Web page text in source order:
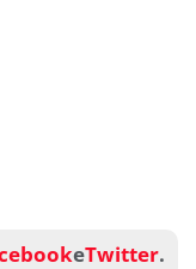
eTwitter.